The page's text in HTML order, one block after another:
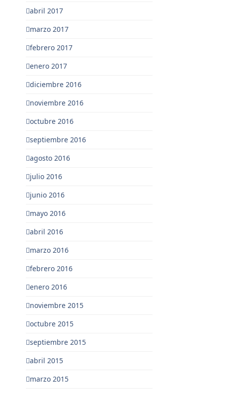
abril 2017
marzo 2017
febrero 2017
enero 2017
diciembre 2016
noviembre 2016
octubre 2016
septiembre 2016
agosto 2016
julio 2016
junio 2016
mayo 2016
abril 2016
marzo 2016
febrero 2016
enero 2016
noviembre 2015
octubre 2015
septiembre 2015
abril 2015
marzo 2015